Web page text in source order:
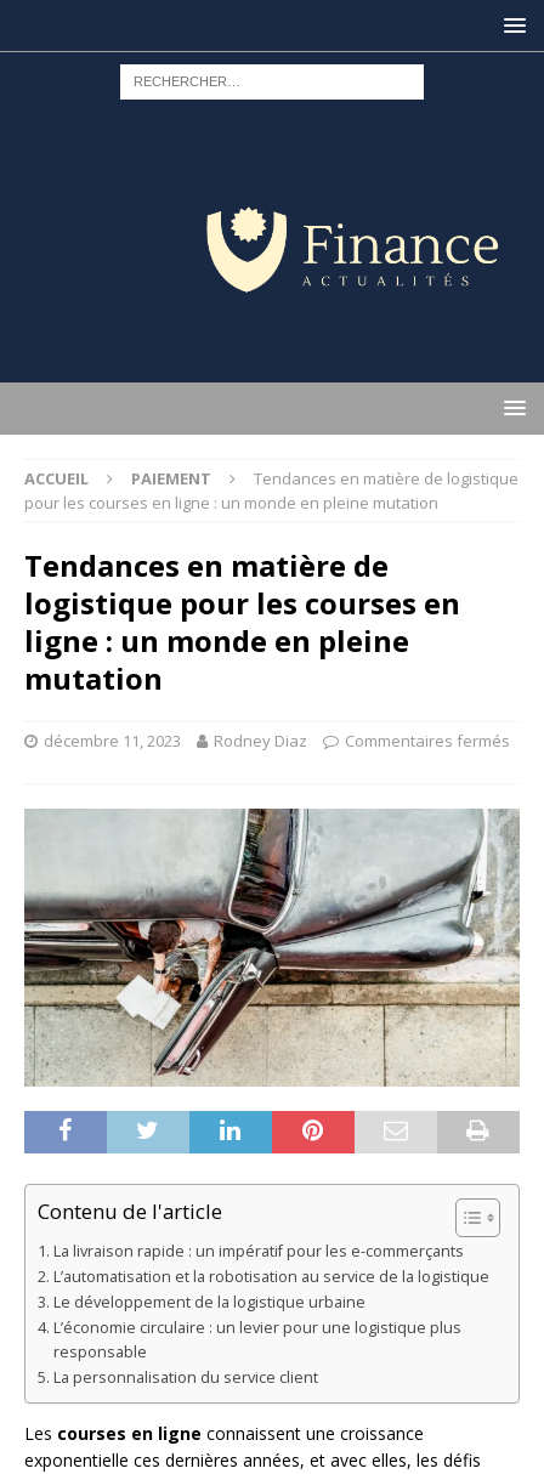
ACCUEIL PAIEMENT
Tendances en matière de logistique
pour les courses en ligne : un monde en pleine mutation
Tendances en matière de
logistique pour les courses en
ligne : un monde en pleine
mutation
décembre 11, 2023 Rodney Diaz Commentaires fermés
Contenu de l'article
La livraison rapide : un impératif pour les e-commerçants
L’automatisation et la robotisation au service de la logistique
Le développement de la logistique urbaine
L’économie circulaire : un levier pour une logistique plus
responsable
La personnalisation du service client
Les courses en ligne connaissent une croissance
exponentielle ces dernières années, et avec elles, les défis